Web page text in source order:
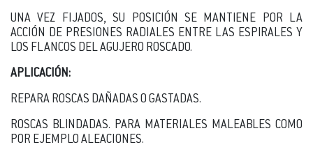
UNA VEZ FIJADOS, SU POSICIÓN SE MANTIENE POR LA
ACCIÓN DE PRESIONES RADIALES ENTRE LAS ESPIRALES Y
LOS FLANCOS DEL AGUJERO ROSCADO.
APLICACIÓN:
REPARA ROSCAS DAÑADAS O GASTADAS.
ROSCAS BLINDADAS. PARA MATERIALES MALEABLES COMO
POR EJEMPLO ALEACIONES.